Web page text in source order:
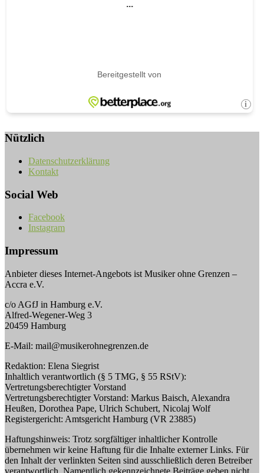
Nützlich
Datenschutzerklärung
Kontakt
Social Web
Facebook
Instagram
Impressum
Anbieter dieses Internet-Angebots ist Musiker ohne Grenzen –
Accra e.V.
c/o AGfJ in Hamburg e.V.
Alfred-Wegener-Weg 3
20459 Hamburg
E-Mail: mail@musikerohnegrenzen.de
Redaktion: Elena Siegrist
Inhaltlich verantwortlich (§ 5 TMG, § 55 RStV):
Vertretungsberechtigter Vorstand
Vertretungsberechtigter Vorstand: Markus Baisch, Alexandra
Heußen, Dorothea Pape, Ulrich Schubert, Nicolaj Wolf
Registergericht: Amtsgericht Hamburg (VR 23885)
Haftungshinweis: Trotz sorgfältiger inhaltlicher Kontrolle
übernehmen wir keine Haftung für die Inhalte externer Links. Für
den Inhalt der verlinkten Seiten sind ausschließlich deren Betreiber
verantwortlich. Namentlich gekennzeichnete Beiträge geben nicht